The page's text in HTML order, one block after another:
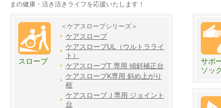
まの健康・活き活きライフを応援いたします！
スロープ
＜ケアスロープシリーズ＞
ケアスロープ
ケアスロープUL（ウルトラライ
ト）
ケアスロープT 専用 傾斜補正台
ケアスロープK専用 斜め上がり
框
ケアスロープＪ専用 ジョイント
台
サポ
ソッ